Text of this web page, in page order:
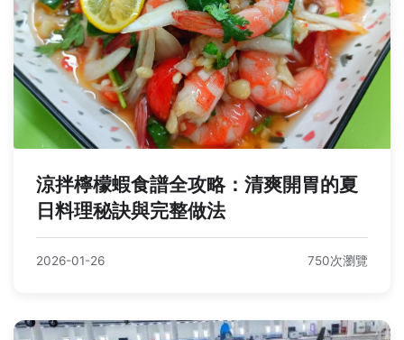
涼拌檸檬蝦食譜全攻略：清爽開胃的夏
日料理秘訣與完整做法
2026-01-26 750次瀏覽